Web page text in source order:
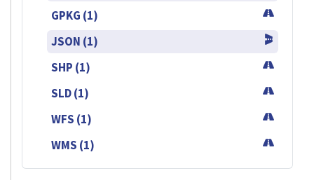
GPKG (1)
JSON (1)
SHP (1)
SLD (1)
WFS (1)
WMS (1)